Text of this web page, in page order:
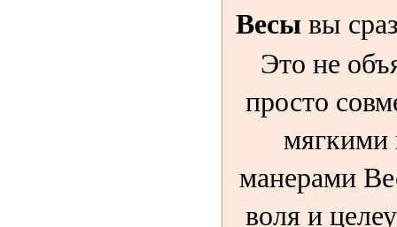
Весывы
Это не
просто
манерами
воля и